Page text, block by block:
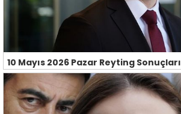
10 Mayıs 2026 Pazar Reyting Sonuçları